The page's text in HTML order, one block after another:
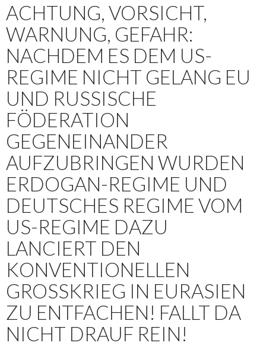
ACHTUNG, VORSICHT,
WARNUNG, GEFAHR:
NACHDEM ES DEM US-
REGIME NICHT GELANG EU
UND RUSSISCHE
FÖDERATION
GEGENEINANDER
AUFZUBRINGEN WURDEN
ERDOGAN-REGIME UND
DEUTSCHES REGIME VOM
US-REGIME DAZU
LANCIERT DEN
KONVENTIONELLEN
GROSSKRIEG IN EURASIEN Z
U ENTFACHEN! FALLT DA N
ICHT DRAUF REIN!